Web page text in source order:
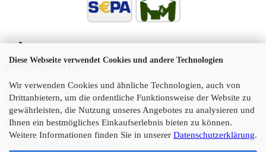
Diese Webseite verwendet Cookies und andere Technologien
Wir verwenden Cookies und ähnliche Technologien, auch von
Drittanbietern, um die ordentliche Funktionsweise der Website zu
gewährleisten, die Nutzung unseres Angebotes zu analysieren und
Ihnen ein bestmögliches Einkaufserlebnis bieten zu können.
Weitere Informationen finden Sie in unserer Datenschutzerklärung.
UNSERE HOTLINE
Montag bis Freitag
09:00 - 17:00 Uhr
Telefon:05 21 45 11 10